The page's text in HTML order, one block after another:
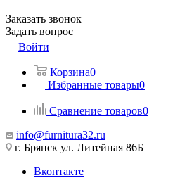
Заказать звонок
Задать вопрос
Войти
Корзина0
Избранные товары0
Сравнение товаров0
info@furnitura32.ru
г. Брянск ул. Литейная 86Б
Вконтакте